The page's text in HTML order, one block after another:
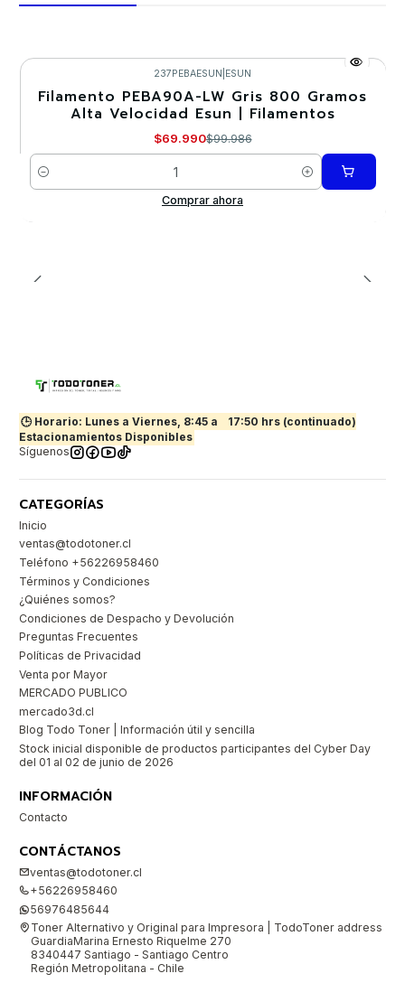
-30%
237PEBAESUN ESUN
Filamento PEBA90A-LW Gris 800 Gramos
Alta Velocidad Esun | Filamentos
$69.990$99.986
Cantidad
Comprar ahora
🕒 Horario: Lunes a Viernes, 8:45 a
17:50 hrs (continuado)
Estacionamientos Disponibles
Síguenos
CATEGORÍAS
Inicio
ventas@todotoner.cl
Teléfono +56226958460
Términos y Condiciones
¿Quiénes somos?
Condiciones de Despacho y Devolución
Preguntas Frecuentes
Políticas de Privacidad
Venta por Mayor
MERCADO PUBLICO
mercado3d.cl
Blog Todo Toner | Información útil y sencilla
Stock inicial disponible de productos participantes del Cyber Day
del 01 al 02 de junio de 2026
INFORMACIÓN
Contacto
CONTÁCTANOS
ventas@todotoner.cl
+56226958460
56976485644
Toner Alternativo y Original para Impresora | TodoToner address
GuardiaMarina Ernesto Riquelme 270
8340447 Santiago - Santiago Centro
Región Metropolitana - Chile